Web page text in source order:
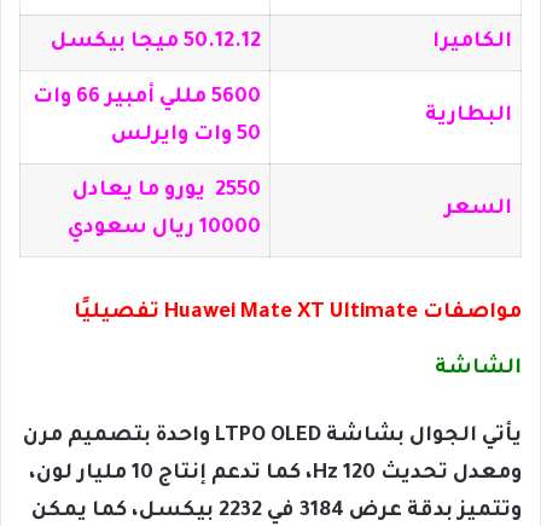
الكاميرا 50.12.12 ميجا بيكسل
البطارية
5600 مللي أمبير 66 وات
50 وات وايرلس
السعر
2550 يورو ما يعادل
10000 ريال سعودي
مواصفات Huawei Mate XT Ultimate تفصيليًا
الشاشة
يأتي الجوال بشاشة LTPO OLED واحدة بتصميم مرن
ومعدل تحديث 120 Hz، كما تدعم إنتاج 10 مليار لون،
وتتميز بدقة عرض 3184 في 2232 بيكسل، كما يمكن